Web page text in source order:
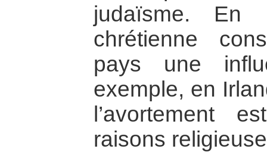
judaïsme. En
chrétienne
pays une
exemple, en
l’avortement
raisons